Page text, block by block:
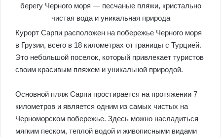
Курорт Сарпи расположен на побережье Черного моря
в Грузии, всего в 18 километрах от границы с Турцией.
Это небольшой поселок, который привлекает туристов
своим красивым пляжем и уникальной природой.
Основной пляж Сарпи простирается на протяжении 7
километров и является одним из самых чистых на
Черноморском побережье. Здесь можно насладиться
мягким песком, теплой водой и живописными видами